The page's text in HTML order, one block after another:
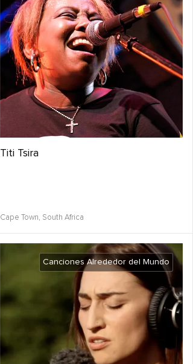
Titi Tsira
Cape Town, South Africa
Canciones Alrededor del Mundo